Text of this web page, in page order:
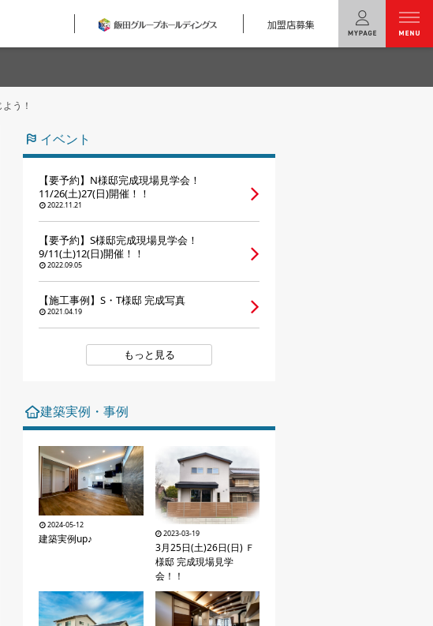
加盟店募集
テクノロジー
建築実例
モデルハウス
シミュレーション
企業情報
お問い合わせ
う！
イベント
【要予約】N様邸完成現場見学会！
11/26(土)27(日)開催！！
2022.11.21
【要予約】S様邸完成現場見学会！
9/11(土)12(日)開催！！
2022.09.05
【施工事例】S・T様邸 完成写真
2021.04.19
もっと見る
建築実例・事例
2024-05-12
建築実例up♪ 2023-03-19
3月25日(土)26日(日) Ｆ
様邸 完成現場見学
会！！